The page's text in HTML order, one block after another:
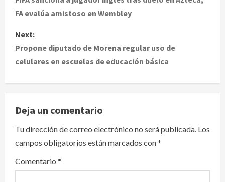
t
n
a
v
i
g
a
FA evalúa amistoso en Wembley
Next:
Propone diputado de Morena regular uso de
celulares en escuelas de educación básica
Deja un comentario
Tu dirección de correo electrónico no será publicada. Los
campos obligatorios están marcados con*
Comentario *